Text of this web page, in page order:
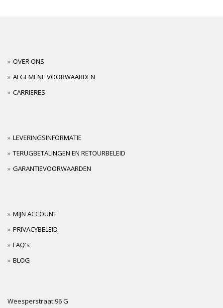
OVER ONS
ALGEMENE VOORWAARDEN
CARRIERES
LEVERINGSINFORMATIE
TERUGBETALINGEN EN RETOURBELEID
GARANTIEVOORWAARDEN
MIJN ACCOUNT
PRIVACYBELEID
FAQ's
BLOG
Weesperstraat 96 G